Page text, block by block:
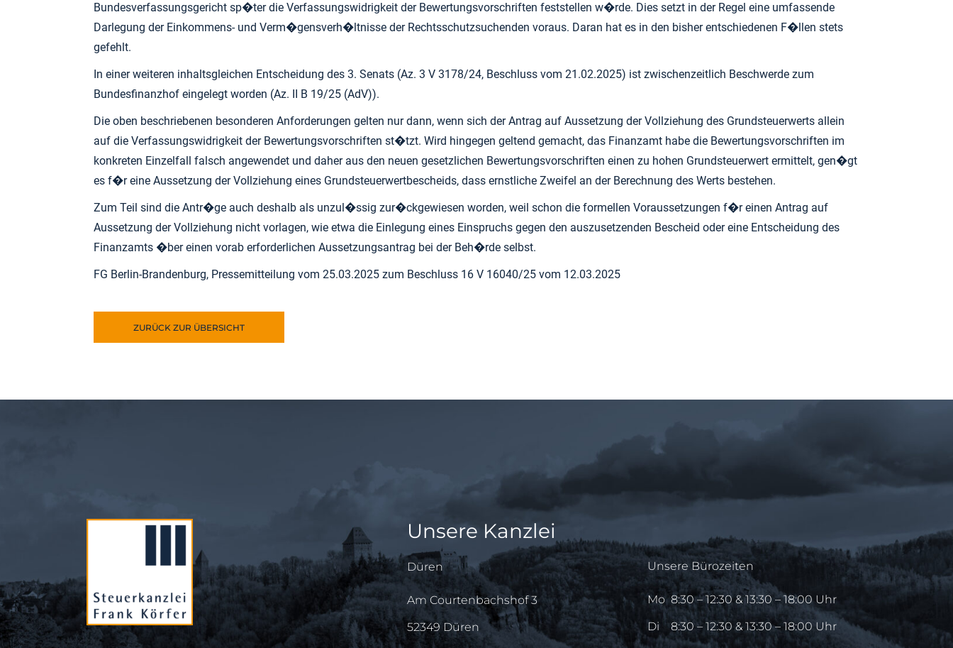
Bundesverfassungsgericht sp�ter die Verfassungswidrigkeit der Bewertungsvorschriften feststellen w�rde. Dies setzt in der Regel eine umfassende
Darlegung der Einkommens- und Verm�gensverh�ltnisse der Rechtsschutzsuchenden voraus. Daran hat es in den bisher entschiedenen F�llen stets
gefehlt.
In einer weiteren inhaltsgleichen Entscheidung des 3. Senats (Az. 3 V 3178/24, Beschluss vom 21.02.2025) ist zwischenzeitlich Beschwerde zum
Bundesfinanzhof eingelegt worden (Az. II B 19/25 (AdV)).
Die oben beschriebenen besonderen Anforderungen gelten nur dann, wenn sich der Antrag auf Aussetzung der Vollziehung des Grundsteuerwerts allein
auf die Verfassungswidrigkeit der Bewertungsvorschriften st�tzt. Wird hingegen geltend gemacht, das Finanzamt habe die Bewertungsvorschriften im
konkreten Einzelfall falsch angewendet und daher aus den neuen gesetzlichen Bewertungsvorschriften einen zu hohen Grundsteuerwert ermittelt, gen�gt
es f�r eine Aussetzung der Vollziehung eines Grundsteuerwertbescheids, dass ernstliche Zweifel an der Berechnung des Werts bestehen.
Zum Teil sind die Antr�ge auch deshalb als unzul�ssig zur�ckgewiesen worden, weil schon die formellen Voraussetzungen f�r einen Antrag auf
Aussetzung der Vollziehung nicht vorlagen, wie etwa die Einlegung eines Einspruchs gegen den auszusetzenden Bescheid oder eine Entscheidung des
Finanzamts �ber einen vorab erforderlichen Aussetzungsantrag bei der Beh�rde selbst.
FG Berlin-Brandenburg, Pressemitteilung vom 25.03.2025 zum Beschluss 16 V 16040/25 vom 12.03.2025
ZURÜCK ZUR ÜBERSICHT
Unsere Kanzlei
Düren
Am Courtenbachshof 3
52349 Düren
Unsere Bürozeiten
Mo8:30 – 12:30 & 13:30 – 18:00 Uhr
Di8:30 – 12:30 & 13:30 – 18:00 Uhr